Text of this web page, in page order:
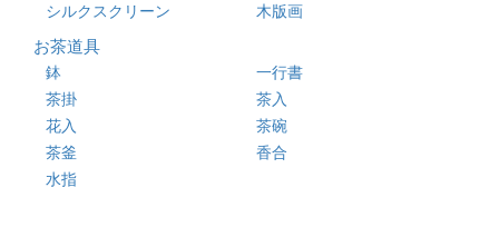
シルクスクリーン
木版画
お茶道具
鉢
一行書
茶掛
茶入
花入
茶碗
茶釜
香合
水指